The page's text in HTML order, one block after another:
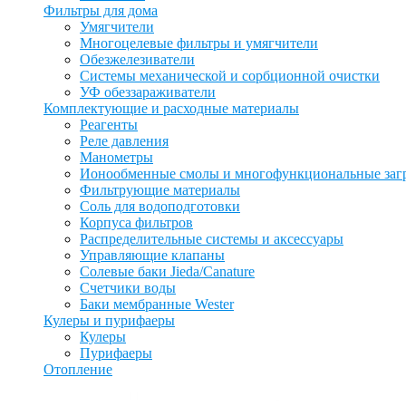
Фильтры для дома
Умягчители
Многоцелевые фильтры и умягчители
Обезжелезиватели
Системы механической и сорбционной очистки
УФ обеззараживатели
Комплектующие и расходные материалы
Реагенты
Реле давления
Манометры
Ионообменные смолы и многофункциональные
Фильтрующие материалы
Соль для водоподготовки
Корпуса фильтров
Распределительные системы и аксессуары
Управляющие клапаны
Солевые баки Jieda/Canature
Счетчики воды
Баки мембранные Wester
Кулеры и пурифаеры
Кулеры
Пурифаеры
Отопление